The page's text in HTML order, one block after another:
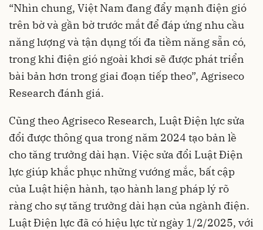
“Nhìn chung, Việt Nam đang đẩy mạnh điện gió
trên bờ và gần bờ trước mắt để đáp ứng nhu cầu
năng lượng và tận dụng tối đa tiềm năng sẵn có,
trong khi điện gió ngoài khơi sẽ được phát triển
bài bản hơn trong giai đoạn tiếp theo”, Agriseco
Research đánh giá.
Cũng theo Agriseco Research, Luật Điện lực sửa
đổi được thông qua trong năm 2024 tạo bản lề
cho tăng trưởng dài hạn. Việc sửa đổi Luật Điện
lực giúp khắc phục những vướng mắc, bất cập
của Luật hiện hành, tạo hành lang pháp lý rõ
ràng cho sự tăng trưởng dài hạn của ngành điện.
Luật Điện lực đã có hiệu lực từ ngày 1/2/2025, với